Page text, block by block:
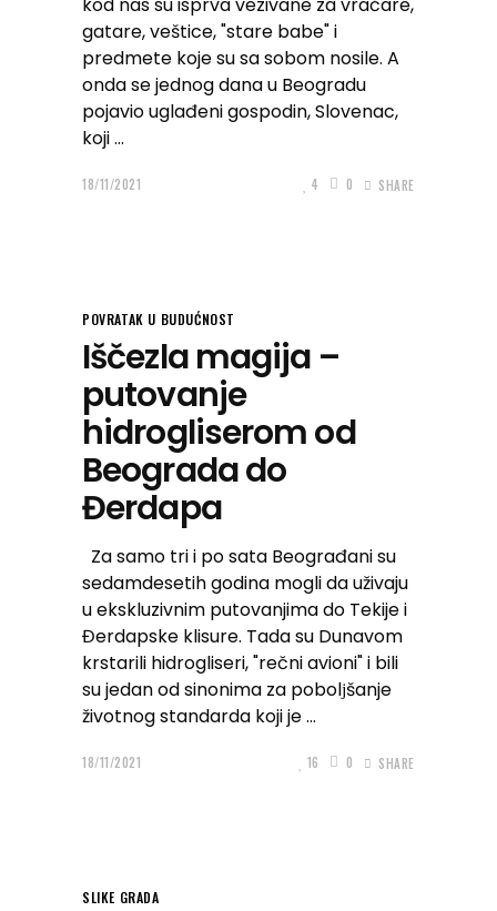
gatare, veštice, "stare babe" i
predmete koje su sa sobom nosile. A
onda se jednog dana u Beogradu
pojavio uglađeni gospodin, Slovenac,
koji
18/11/2021 4 0 SHARE
POVRATAK U BUDUĆNOST
Iščezla magija –
putovanje
hidrogliserom od
Beograda do
Đerdapa
Za samo tri i po sata Beograđani su
sedamdesetih godina mogli da uživaju
u ekskluzivnim putovanjima do Tekije i
Đerdapske klisure. Tada su Dunavom
krstarili hidrogliseri, "rečni avioni" i bili
su jedan od sinonima za pobolјšanje
životnog standarda koji je
18/11/2021 16 0 SHARE
SLIKE GRADA